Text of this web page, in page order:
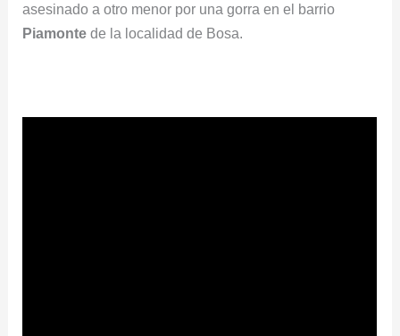
asesinado a otro menor por una gorra en el barrio
Piamonte de la localidad de Bosa.